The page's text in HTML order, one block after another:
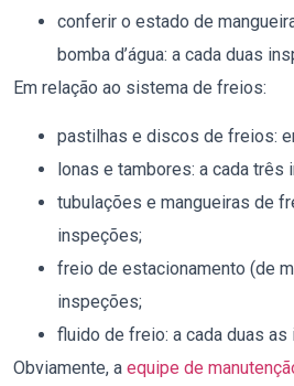
conferir o estado de
bomba d’água: a cada duas
Em relação ao sistema de freios:
pastilhas e discos de freios:
lonas e tambores: a cada três
tubulações e mangueiras de
inspeções;
freio de estacionamento (de
inspeções;
fluido de freio: a cada duas as
Obviamente, a equipe de